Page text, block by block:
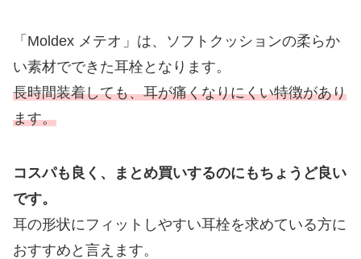
「Moldex メテオ 」は、ソフトクッションの柔らか
い素材でできた耳栓となります。
長時間装着しても、耳が痛くなりにくい特徴があり
ます。
コスパも良く、まとめ買いするのにもちょうど良い
です。
耳の形状にフィットしやすい耳栓を求めている方に
おすすめと言えます。